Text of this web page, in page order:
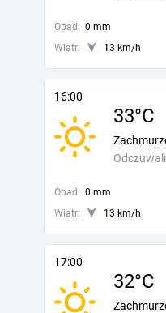
Opad: 0 mm
Wiatr:
13 km/h
16:00
33°C
Opad: 0 mm
Wiatr:
13 km/h
17:00
32°C